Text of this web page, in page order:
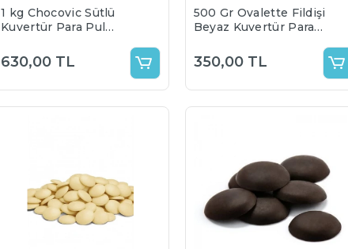
1 kg Chocovic Sütlü
Kuvertür Para Pul
oranı (bölünmüş olarak
gönderilir)
630,00 TL
500 Gr Ovalette Fildişi
Beyaz Kuvertür Para
çikolata
350,00 TL